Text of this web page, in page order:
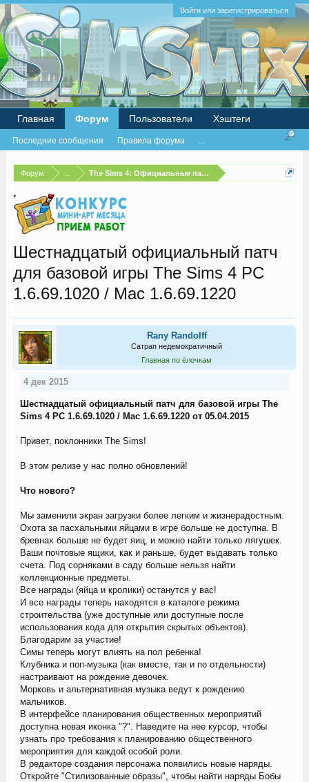
Войти или зарегистрироваться
Форум The Sims 4: Официальные патчи и бесплатные
Шестнадцатый официальный патч
для базовой игры The Sims 4 PC
1.6.69.1020 / Mac 1.6.69.1220
Rany Randolff
Сатрап недемократичный
Главная по ёлочкам
4 дек 2015
Шестнадцатый официальный патч для базовой игры The
Sims 4 PC 1.6.69.1020 / Mac 1.6.69.1220 от 05.04.2015
Привет, поклонники The Sims!
В этом релизе у нас полно обновлений!
Что нового?
Мы заменили экран загрузки более легким и жизнерадостным.
Охота за пасхальными яйцами в игре больше не доступна. В
бревнах больше не будет яиц, и можно найти только лягушек.
Ваши почтовые ящики, как и раньше, будет выдавать только
счета. Под сорняками в саду больше нельзя найти
коллекционные предметы.
Все награды (яйца и кролики) останутся у вас!
И все награды теперь находятся в каталоге режима
строительства (уже доступные или доступные после
использования кода для открытия скрытых объектов).
Благодарим за участие!
Симы теперь могут влиять на пол ребенка!
Клубника и поп-музыка (как вместе, так и по отдельности)
настраивают на рождение девочек.
Морковь и альтернативная музыка ведут к рождению
мальчиков.
В интерфейсе планирования общественных мероприятий
доступна новая иконка "?". Наведите на нее курсор, чтобы
узнать про требования к планированию общественного
мероприятия для каждой особой роли.
В редакторе создания персонажа появились новые наряды.
Откройте "Стилизованные образы", чтобы найти наряды Бобы
Главная Форум
Последние сообщения Правила форума ...
Пользователи Хэштеги